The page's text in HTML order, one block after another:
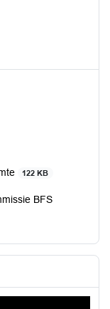
122 KB
BFS